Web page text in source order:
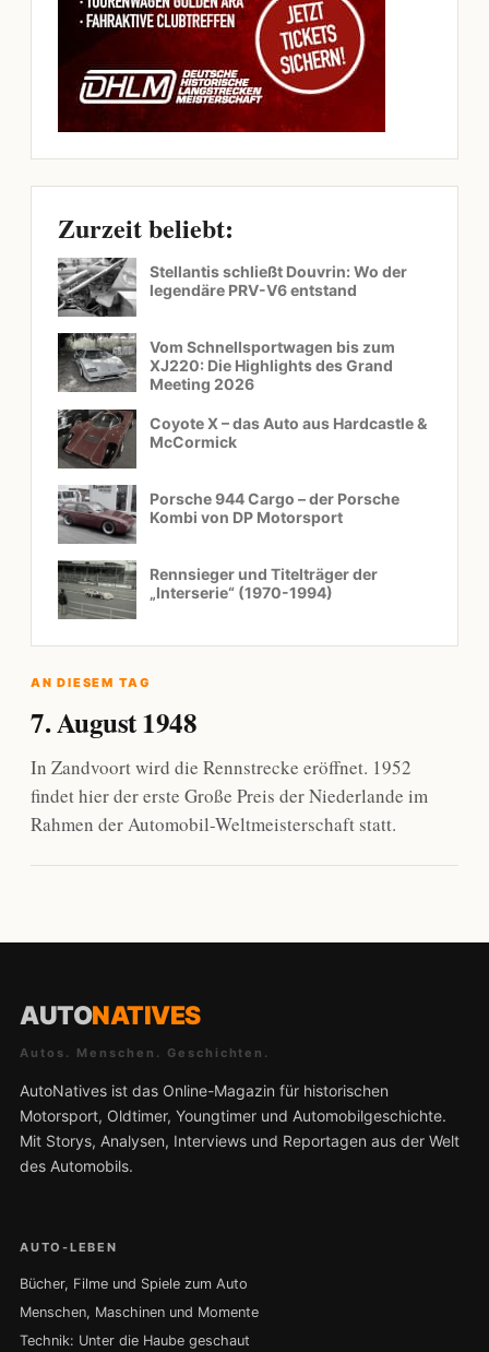
Zurzeit beliebt:
Stellantis schließt Douvrin: Wo der
legendäre PRV-V6 entstand
Vom Schnellsportwagen bis zum
XJ220: Die Highlights des Grand
Meeting 2026
Coyote X – das Auto aus Hardcastle &
McCormick
Porsche 944 Cargo – der Porsche
Kombi von DP Motorsport
Rennsieger und Titelträger der
„Interserie“ (1970-1994)
AN DIESEM TAG
7. August 1948
In Zandvoort wird die Rennstrecke eröffnet. 1952
findet hier der erste Große Preis der Niederlande im
Rahmen der Automobil-Weltmeisterschaft statt.
AUTONATIVES
Autos. Menschen. Geschichten.
AutoNatives ist das Online-Magazin für historischen
Motorsport, Oldtimer, Youngtimer und Automobilgeschichte.
Mit Storys, Analysen, Interviews und Reportagen aus der Welt
des Automobils.
AUTO-LEBEN
Bücher, Filme und Spiele zum Auto
Menschen, Maschinen und Momente
Technik: Unter die Haube geschaut